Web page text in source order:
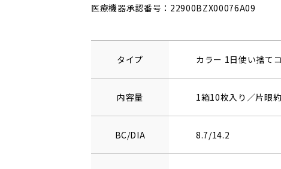
医療機器承認番号：22900BZX00076A09
タイプ カラー 1日使い捨て
内容量 1箱10枚入り／片眼
BC/DIA 8.7/14.2